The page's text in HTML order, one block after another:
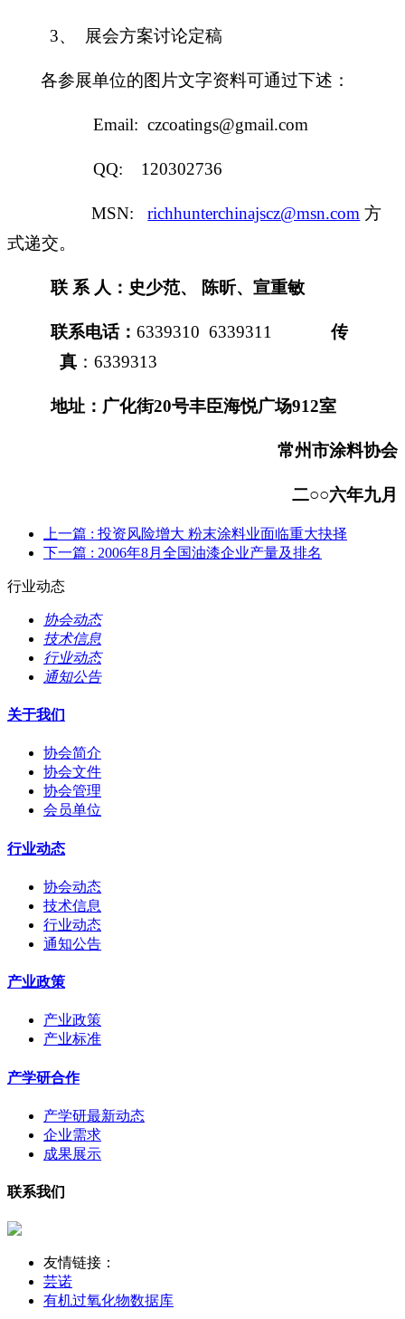
3、 展会方案讨论定稿
各参展单位的图片文字资料可通过下述：
Email: czcoatings@gmail.com
QQ: 120302736
MSN:richhunterchinajscz@msn.com 方
式递交。
联 系 人：史少范、 陈昕、宣重敏
联系电话： 6339310 6339311 传
真 ： 6339313
地址：广化街20号丰臣海悦广场912室
常州市涂料协会
二○○六年九月
上一篇 : 投资风险增大 粉末涂料业面临重大抉择
下一篇 : 2006年8月全国油漆企业产量及排名
行业动态
协会动态
技术信息
行业动态
通知公告
关于我们
协会简介
协会文件
协会管理
会员单位
行业动态
协会动态
技术信息
行业动态
通知公告
产业政策
产业政策
产业标准
产学研合作
产学研最新动态
企业需求
成果展示
联系我们
友情链接：
芸诺
有机过氧化物数据库